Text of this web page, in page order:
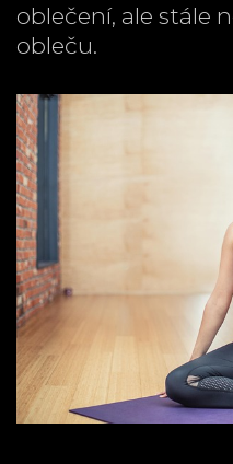
oblečení, ale stále
obleču.